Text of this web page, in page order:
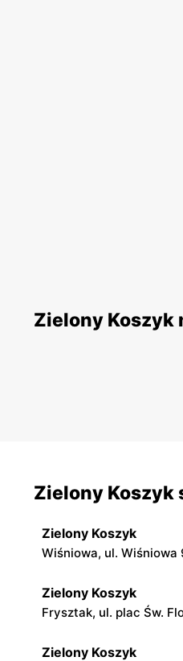
Zielony Koszyk
Zielony Koszyk
Zielony Koszyk
Wiśniowa, ul. Wiśniowa
Zielony Koszyk
Frysztak, ul. plac Św.
Zielony Koszyk